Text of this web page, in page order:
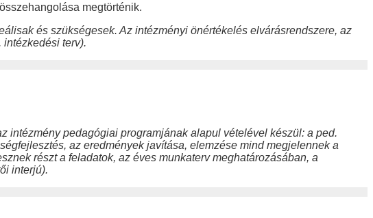
megtörténik.
és szükségesek. Az intézményi önértékelés elvárásrendszere, az
terv).
intézmény pedagógiai programjának alapul vételével készül: a ped.
az eredmények javítása, elemzése mind megjelennek a
részt a feladatok, az éves munkaterv meghatározásában, a
interjú).